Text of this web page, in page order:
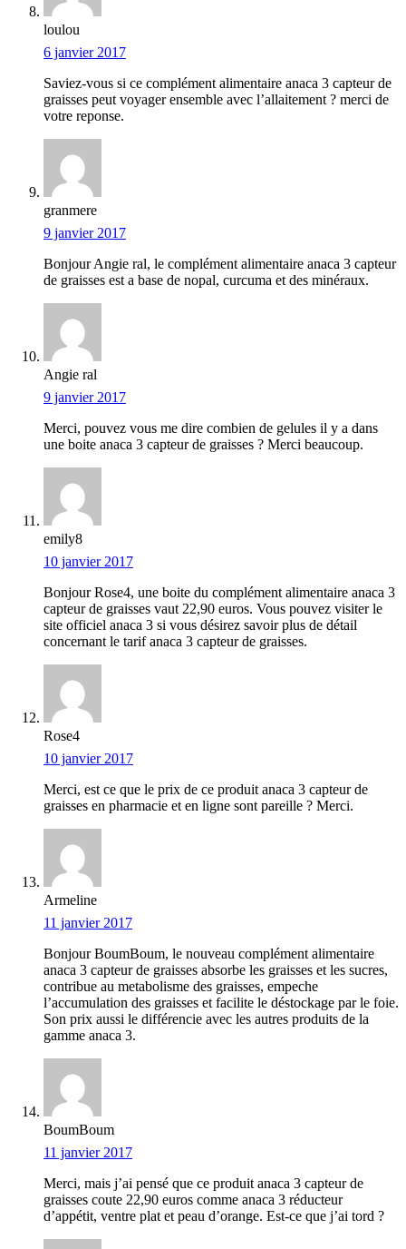
loulou
6 janvier 2017
Saviez-vous si ce complément alimentaire anaca 3 capteur de
graisses peut voyager ensemble avec l’allaitement ? merci de
votre reponse.
granmere
9 janvier 2017
Bonjour Angie ral, le complément alimentaire anaca 3 capteur
de graisses est a base de nopal, curcuma et des minéraux.
Angie ral
9 janvier 2017
Merci, pouvez vous me dire combien de gelules il y a dans
une boite anaca 3 capteur de graisses ? Merci beaucoup.
emily8
10 janvier 2017
Bonjour Rose4, une boite du complément alimentaire anaca 3
capteur de graisses vaut 22,90 euros. Vous pouvez visiter le
site officiel anaca 3 si vous désirez savoir plus de détail
concernant le tarif anaca 3 capteur de graisses.
Rose4
10 janvier 2017
Merci, est ce que le prix de ce produit anaca 3 capteur de
graisses en pharmacie et en ligne sont pareille ? Merci.
Armeline
11 janvier 2017
Bonjour BoumBoum, le nouveau complément alimentaire
anaca 3 capteur de graisses absorbe les graisses et les sucres,
contribue au metabolisme des graisses, empeche
l’accumulation des graisses et facilite le déstockage par le foie.
Son prix aussi le différencie avec les autres produits de la
gamme anaca 3.
BoumBoum
11 janvier 2017
Merci, mais j’ai pensé que ce produit anaca 3 capteur de
graisses coute 22,90 euros comme anaca 3 réducteur
d’appétit, ventre plat et peau d’orange. Est-ce que j’ai tord ?